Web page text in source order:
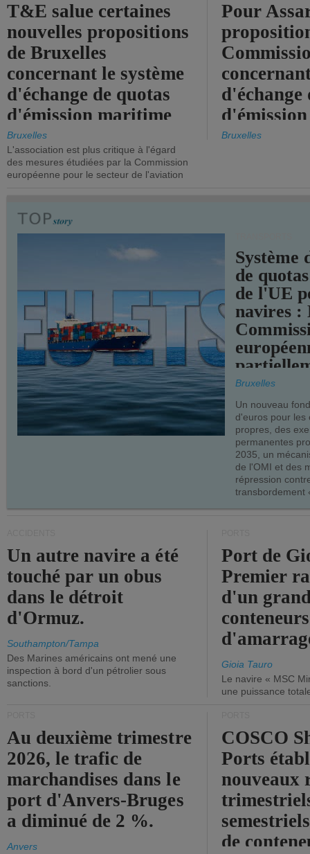
T&E salue certaines
nouvelles propositions
de Bruxelles
concernant le système
d'échange de quotas
d'émission maritime
de l'UE.
Bruxelles
L'association est plus critique à l'égard
des mesures étudiées par la Commission
européenne pour le secteur de l'aviation
Pour
d'échange
timide,
Bruxelles
Système
de
de l'UE
navires :
Bruxelles
Un nouveau
d'euros pour les
propres, des
permanentes
2035, un
de l'OMI et des
répression
transbordement
Un autre navire a été
touché par un obus
dans le détroit
d'Ormuz.
Southampton/Tampa
Des Marines américains ont mené une
inspection à bord d'un pétrolier sous
sanctions.
Port de
Premier
d'un
Gioia Tauro
Le navire « MSC
une puissance
Au deuxième trimestre
2026, le trafic de
marchandises dans le
port d'Anvers-Bruges
a diminué de 2 %.
Anvers
COSCO
Ports
nouveaux
de